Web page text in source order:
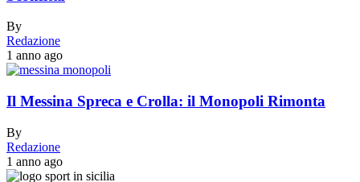
By
Redazione
1 anno ago
Il Messina Spreca e Crolla: il Monopoli Rimonta
By
Redazione
1 anno ago